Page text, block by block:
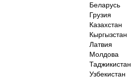
Беларусь
Грузия
Казахстан
Кыргызстан
Латвия
Молдова
Таджикистан
Узбекистан